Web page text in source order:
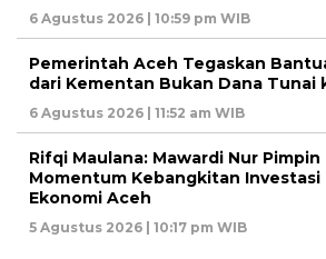
6 Agustus 2026 | 10:59 pm WIB
Pemerintah Aceh Tegaskan
dari Kementan Bukan Dana Tunai
6 Agustus 2026 | 11:52 am WIB
Rifqi Maulana: Mawardi Nur Pimpin
Momentum Kebangkitan Investasi
Ekonomi Aceh
5 Agustus 2026 | 10:17 pm WIB